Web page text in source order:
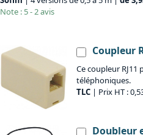
Note : 5 - 2 avis
Coupleur
Ce coupleur
téléphoniques.
TLC | Prix HT :
Doubleur